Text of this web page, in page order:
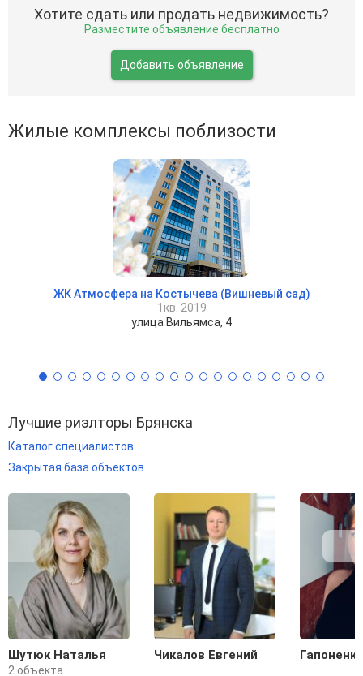
Хотите сдать или продать недвижимость?
Разместите объявление бесплатно
Добавить объявление
Жилые комплексы поблизости
ЖК Атмосфера на Костычева (Вишневый сад)
1кв. 2019
улица Вильямса, 4
Лучшие риэлторы Брянска
Каталог специалистов
Закрытая база объектов
Шутюк Наталья
2 объекта
Чикалов Евгений